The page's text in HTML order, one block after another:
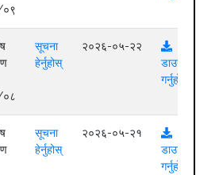
सूचना
हेर्नुहोस्
२०२६-०५-२२
डाउनलोड
गर्नुहोस्
सूचना
हेर्नुहोस्
२०२६-०५-२१
डाउनलोड
गर्नुहोस्